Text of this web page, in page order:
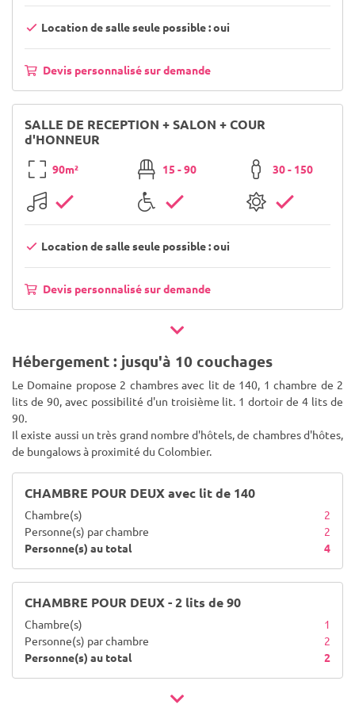
Location de salle seule possible : oui
Devis personnalisé sur demande
SALLE DE RECEPTION + SALON + COUR
d'HONNEUR
90m² 15 - 90 30 - 150
Location de salle seule possible : oui
Devis personnalisé sur demande
Hébergement : jusqu'à 10 couchages
Le Domaine propose 2 chambres avec lit de 140, 1 chambre de 2
lits de 90, avec possibilité d'un troisième lit. 1 dortoir de 4 lits de
90.
Il existe aussi un très grand nombre d'hôtels, de chambres d'hôtes,
de bungalows à proximité du Colombier.
CHAMBRE POUR DEUX avec lit de 140
Chambre(s)
2
Personne(s) par chambre
2
Personne(s) au total
4
CHAMBRE POUR DEUX - 2 lits de 90
Chambre(s)
1
Personne(s) par chambre
2
Personne(s) au total
2